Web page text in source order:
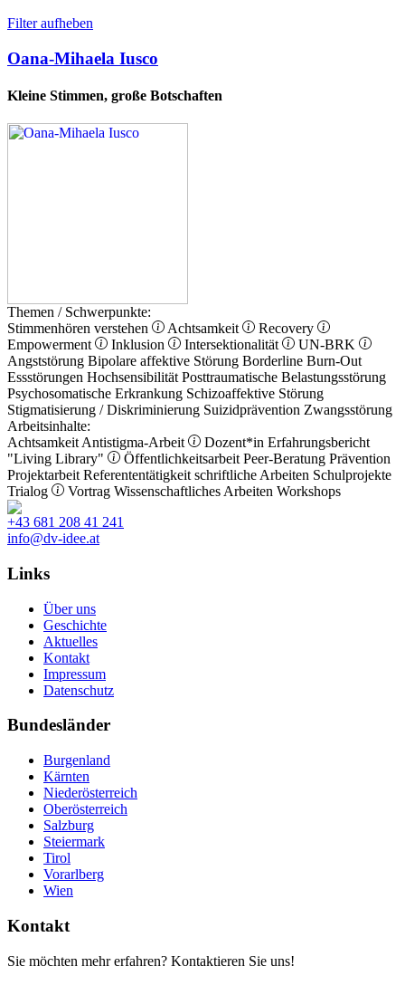
Filter aufheben
Oana-Mihaela Iusco
Kleine Stimmen, große Botschaften
Themen / Schwerpunkte:
Stimmenhören verstehen
Achtsamkeit
Recovery
Empowerment
Inklusion Intersektionalität
UN-BRK
Angststörung Bipolare affektive Störung Borderline Burn-Out
Essstörungen Hochsensibilität Posttraumatische Belastungsstörung
Psychosomatische Erkrankung Schizoaffektive Störung
Stigmatisierung / Diskriminierung Suizidprävention Zwangsstörung
Arbeitsinhalte:
Achtsamkeit Antistigma-Arbeit Dozent*in Erfahrungsbericht
"Living Library"
Öffentlichkeitsarbeit Peer-Beratung Prävention
Projektarbeit Referententätigkeit schriftliche Arbeiten Schulprojekte
Trialog
Vortrag Wissenschaftliches Arbeiten Workshops
+43 681 208 41 241
info@dv-idee.at
Links
Über uns
Geschichte
Aktuelles
Kontakt
Impressum
Datenschutz
Bundesländer
Burgenland
Kärnten
Niederösterreich
Oberösterreich
Salzburg
Steiermark
Tirol
Vorarlberg
Wien
Kontakt
Sie möchten mehr erfahren? Kontaktieren Sie uns!